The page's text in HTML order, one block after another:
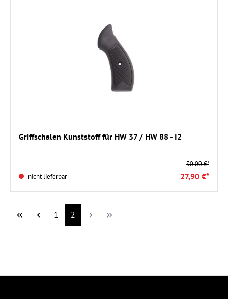
Griffschalen Kunststoff für HW 37 / HW 88 - I2
nicht lieferbar
30,00 €*
27,90 €*
Seite
1 Seite
2